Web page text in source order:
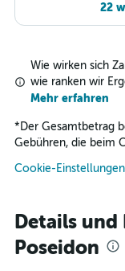
22
Wie wirken sich
wie ranken wir
Mehr erfahren
* Der Gesamtbetrag
Gebühren, die beim
Cookie-Einstellungen
Details
Poseidon